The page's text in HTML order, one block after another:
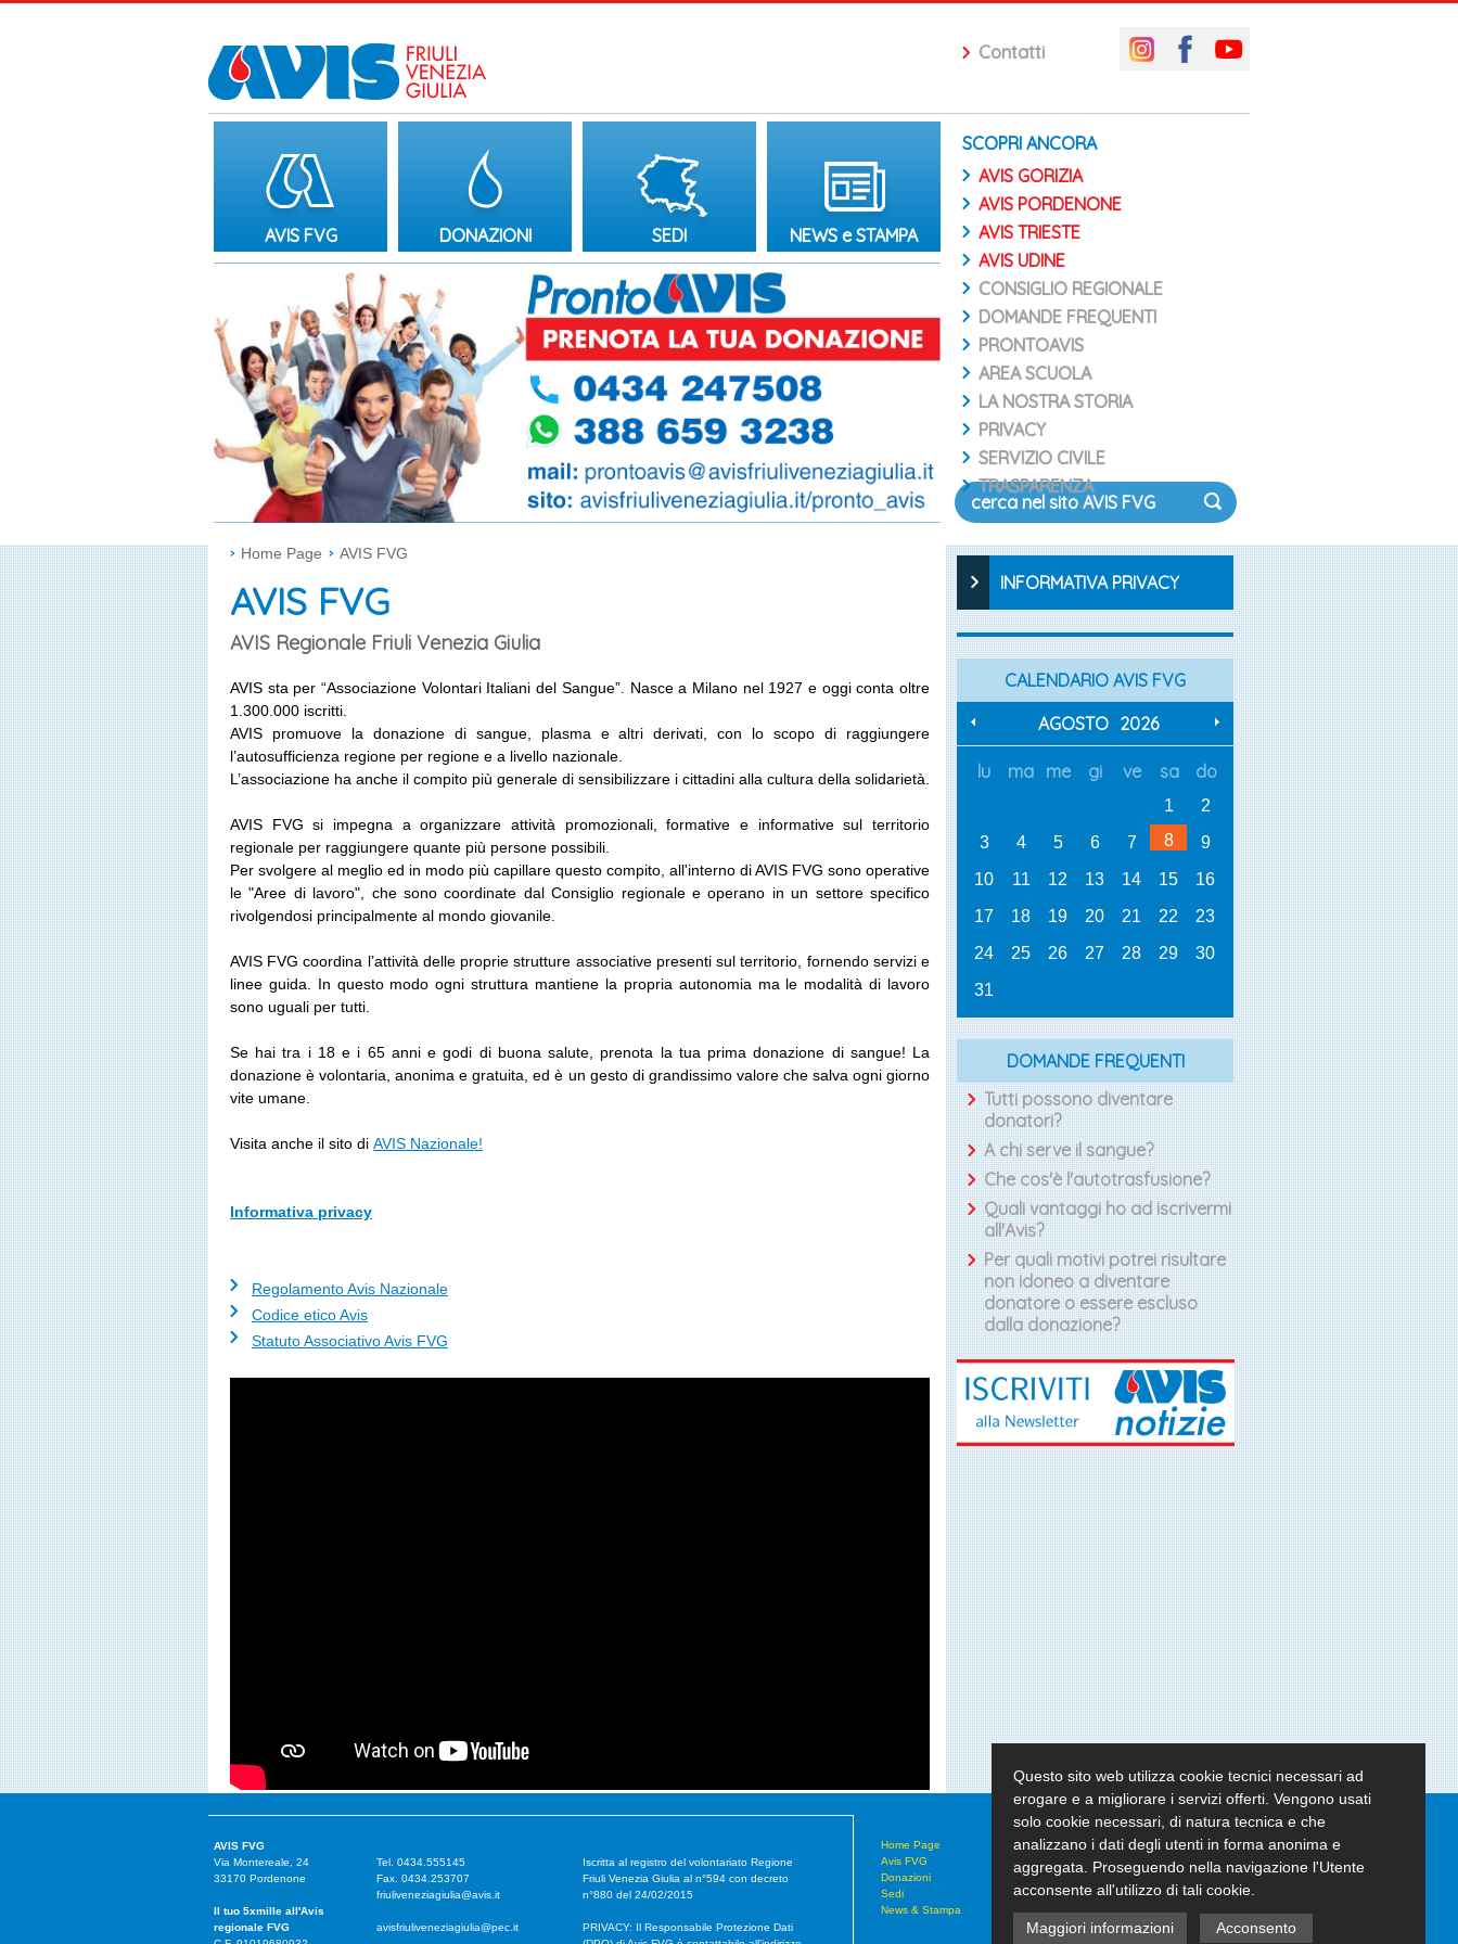
Contatti
AVIS FVG DONAZIONI SEDI NEWS e STAMPA
SCOPRI ANCORA
AVIS GORIZIA
AVIS PORDENONE
AVIS TRIESTE
AVIS UDINE
CONSIGLIO REGIONALE
DOMANDE FREQUENTI
PRONTOAVIS
AREA SCUOLA
LA NOSTRA STORIA
PRIVACY
SERVIZIO CIVILE
TRASPARENZA
Home Page AVIS FVG
AVIS FVG
AVIS Regionale Friuli Venezia Giulia
AVIS sta per “Associazione Volontari Italiani del Sangue”. Nasce a Milano nel 1927 e oggi conta oltre
1.300.000 iscritti.
AVIS promuove la donazione di sangue, plasma e altri derivati, con lo scopo di raggiungere
l’autosufficienza regione per regione e a livello nazionale.
L’associazione ha anche il compito più generale di sensibilizzare i cittadini alla cultura della solidarietà.
AVIS FVG si impegna a organizzare attività promozionali, formative e informative sul territorio
regionale per raggiungere quante più persone possibili.
Per svolgere al meglio ed in modo più capillare questo compito, all'interno di AVIS FVG sono operative
le "Aree di lavoro", che sono coordinate dal Consiglio regionale e operano in un settore specifico
rivolgendosi principalmente al mondo giovanile.
AVIS FVG coordina l’attività delle proprie strutture associative presenti sul territorio, fornendo servizi e
linee guida. In questo modo ogni struttura mantiene la propria autonomia ma le modalità di lavoro
sono uguali per tutti.
Se hai tra i 18 e i 65 anni e godi di buona salute, prenota la tua prima donazione di sangue! La
donazione è volontaria, anonima e gratuita, ed è un gesto di grandissimo valore che salva ogni giorno
vite umane.
Visita anche il sito di AVIS Nazionale!
Informativa privacy
Regolamento Avis Nazionale
Codice etico Avis
Statuto Associativo Avis FVG
INFORMATIVA PRIVACY
CALENDARIO AVIS FVG
AGOSTO 2026
lu ma me gi ve sa do
1
2
3
4 5 6 7 8
9
10
11 12 13 14 15
16
17
18 19 20 21 22
23
24
25 26 27 28 29
30
31
DOMANDE FREQUENTI
Tutti possono diventare
donatori?
A chi serve il sangue?
Che cos'è l'autotrasfusione?
Quali vantaggi ho ad iscrivermi
all'Avis?
Per quali motivi potrei risultare
non idoneo a diventare
donatore o essere escluso
dalla donazione?
Contatti
Home Page
Avis FVG
Donazioni
Sedi
News & Stampa
AVIS FVG
Via Montereale, 24
33170 Pordenone
Il tuo 5xmille all'Avis
regionale FVG
Tel. 0434.555145
Fax. 0434.253707
friuliveneziagiulia@avis.it
avisfriuliveneziagiulia@pec.it
Iscritta al registro del volontariato Regione
Friuli Venezia Giulia al n°594 con decreto
n°880 del 24/02/2015
PRIVACY: Il Responsabile Protezione Dati
Questo sito web utilizza cookie tecnici necessari ad
erogare e a migliorare i servizi offerti. Vengono usati
solo cookie necessari, di natura tecnica e che
analizzano i dati degli utenti in forma anonima e
aggregata. Proseguendo nella navigazione l'Utente
acconsente all'utilizzo di tali cookie.
Maggiori informazioni Acconsento